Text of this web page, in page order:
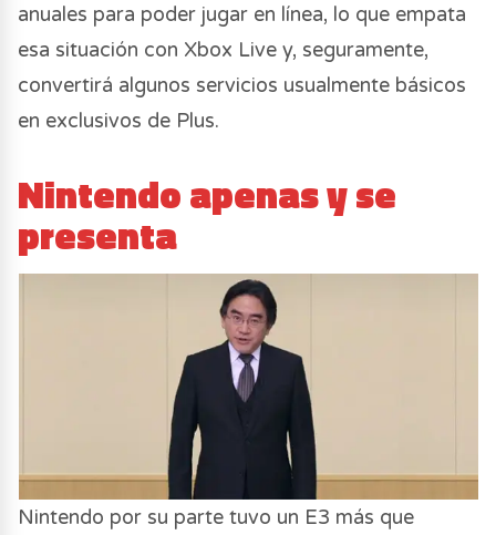
anuales para poder jugar en línea, lo que empata
esa situación con Xbox Live y, seguramente,
convertirá algunos servicios usualmente básicos
en exclusivos de Plus.
Nintendo apenas y se
presenta
Nintendo por su parte tuvo un E3 más que